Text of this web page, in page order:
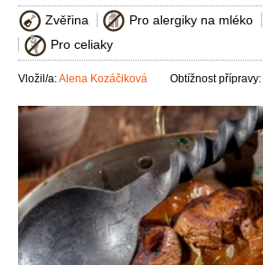
Zvěřina Pro alergiky na mléko
Pro celiaky
Vložil/a:Alena Kozáčiková Obtížnost přípravy: